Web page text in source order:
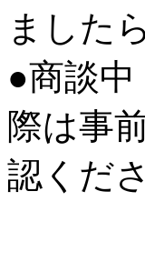
ました
●商談
際は事
認くだ